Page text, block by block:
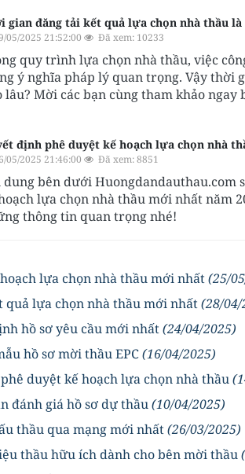
gian đăng tải kết quả lựa chọn nhà thầu là
05/2025 21:52:00 Đã xem: 10233
quy trình lựa chọn nhà thầu, việc
ý nghĩa pháp lý quan trọng. Vậy thời
lâu? Mời các bạn cùng tham khảo
định phê duyệt kế hoạch lựa chọn nhà
05/2025 21:46:00 Đã xem: 8851
dung bên dưới Huongdandauthau.com
lựa chọn nhà thầu mới nhất năm
thông tin quan trọng nhé!
lựa chọn nhà thầu mới nhất(25/
lựa chọn nhà thầu mới nhất(28/04/
hồ sơ yêu cầu mới nhất(24/04/2025)
hồ sơ mời thầu EPC(16/04/2025)
duyệt kế hoạch lựa chọn nhà thầu
đánh giá hồ sơ dự thầu(10/04/2025)
thầu qua mạng mới nhất(26/03/2025)
thầu hữu ích dành cho bên mời thầu